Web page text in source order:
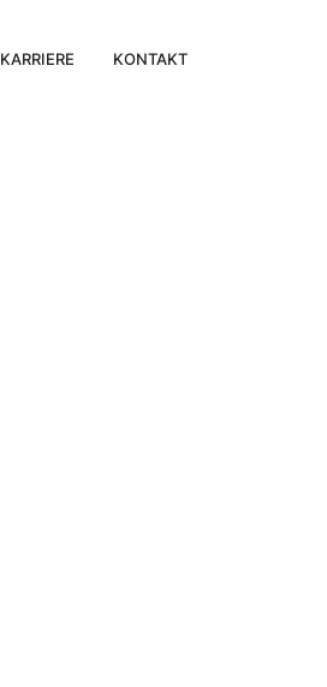
KARRIERE KONTAKT